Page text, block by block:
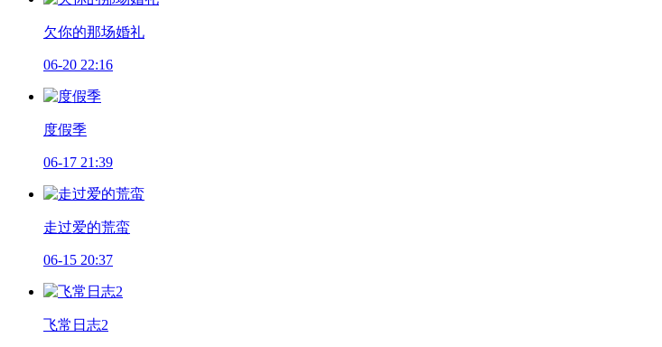
欠你的那场婚礼
06-20 22:16
度假季
06-17 21:39
走过爱的荒蛮
06-15 20:37
飞常日志2